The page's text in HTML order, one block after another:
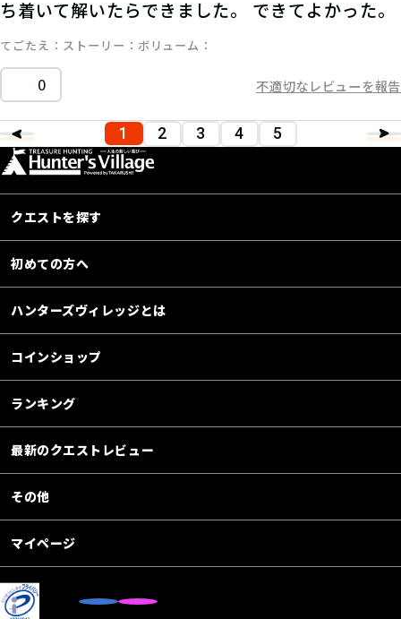
ち着いて解いたらできました。 できてよかった。
てごたえ ストーリー ボリューム
0 不適切なレビューを報告
1 2 3 4 5
クエストを探す
初めての方へ
ハンターズヴィレッジとは
コインショップ
ランキング
最新のクエストレビュー
その他
マイページ